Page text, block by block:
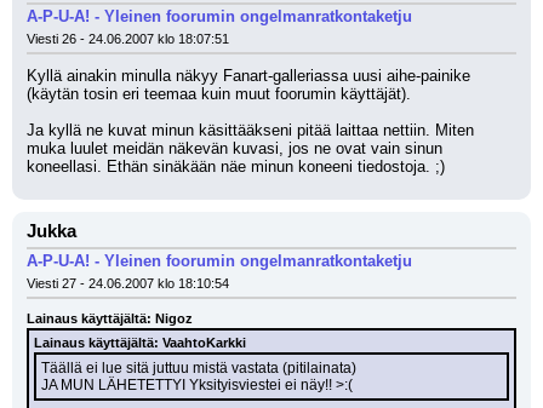
A-P-U-A! - Yleinen foorumin ongelmanratkontaketju
Viesti 26 - 24.06.2007 klo 18:07:51
Kyllä ainakin minulla näkyy Fanart-galleriassa uusi aihe-painike
(käytän tosin eri teemaa kuin muut foorumin käyttäjät).
Ja kyllä ne kuvat minun käsittääkseni pitää laittaa nettiin. Miten
muka luulet meidän näkevän kuvasi, jos ne ovat vain sinun
koneellasi. Ethän sinäkään näe minun koneeni tiedostoja. ;)
Jukka
A-P-U-A! - Yleinen foorumin ongelmanratkontaketju
Viesti 27 - 24.06.2007 klo 18:10:54
Lainaus käyttäjältä: Nigoz
Lainaus käyttäjältä: VaahtoKarkki
Täällä ei lue sitä juttuu mistä vastata (pitilainata)
JA MUN LÄHETETTYI Yksityisviestei ei näy!! >:(